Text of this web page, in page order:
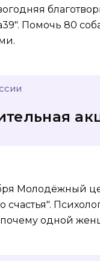
Помочь 80
Молодёжный
счастья".
почему одной